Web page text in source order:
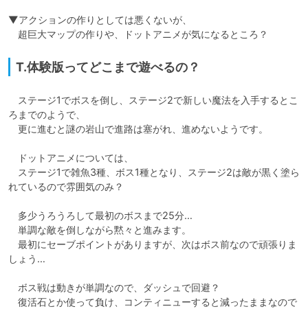
▼アクションの作りとしては悪くないが、
超巨大マップの作りや、ドットアニメが気になるところ？
T.体験版ってどこまで遊べるの？
ステージ1でボスを倒し、ステージ2で新しい魔法を入手するとこ
ろまでのようで、
更に進むと謎の岩山で進路は塞がれ、進めないようです。
ドットアニメについては、
ステージ1で雑魚3種、ボス1種となり、ステージ2は敵が黒く塗ら
れているので雰囲気のみ？
多少うろうろして最初のボスまで25分…
単調な敵を倒しながら黙々と進みます。
最初にセーブポイントがありますが、次はボス前なので頑張りま
しょう…
ボス戦は動きが単調なので、ダッシュで回避？
復活石とか使って負け、コンティニューすると減ったままなので